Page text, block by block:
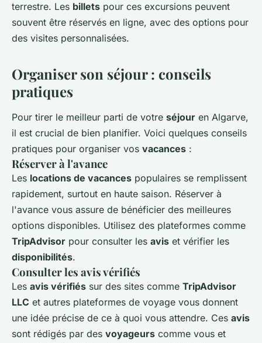
terrestre. Les billets pour ces excursions peuvent
souvent être réservés en ligne, avec des options pour
des visites personnalisées.
Organiser son séjour : conseils
pratiques
Pour tirer le meilleur parti de votre séjour en Algarve,
il est crucial de bien planifier. Voici quelques conseils
pratiques pour organiser vos vacances :
Réserver à l'avance
Les locations de vacances populaires se remplissent
rapidement, surtout en haute saison. Réserver à
l'avance vous assure de bénéficier des meilleures
options disponibles. Utilisez des plateformes comme
TripAdvisor pour consulter les avis et vérifier les
disponibilités.
Consulter les avis vérifiés
Les avis vérifiés sur des sites comme TripAdvisor
LLC et autres plateformes de voyage vous donnent
une idée précise de ce à quoi vous attendre. Ces avis
sont rédigés par des voyageurs comme vous et